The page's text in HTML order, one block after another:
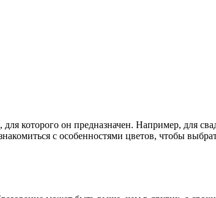
которого он предназначен. Например, для
с особенностями цветов, чтобы